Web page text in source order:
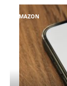
AMAZON